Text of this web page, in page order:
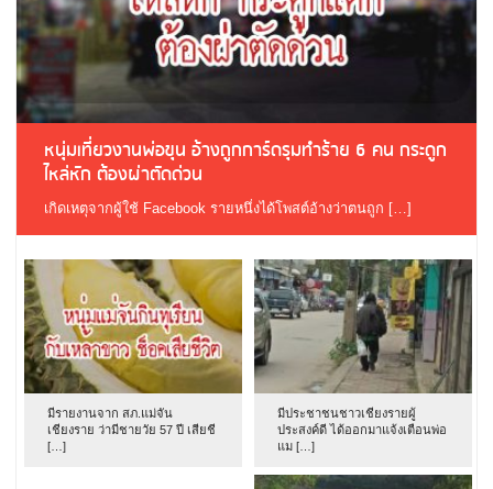
หนุ่มเที่ยวงานพ่อขุน อ้างถูกการ์ดรุมทำร้าย 6 คน กระดูก
ไหล่หัก ต้องผ่าตัดด่วน
เกิดเหตุจากผู้ใช้ Facebook รายหนึ่งได้โพสต์อ้างว่าตนถูก […]
มีรายงานจาก สภ.แม่จัน
เชียงราย ว่ามีชายวัย 57 ปี เสียชี
[…]
มีประชาชนชาวเชียงรายผู้
ประสงค์ดี ได้ออกมาแจ้งเตือนพ่อ
แม […]